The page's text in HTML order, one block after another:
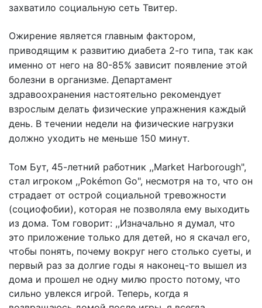
захватилo социальную сеть Твитер.
Ожирение является главным фактором,
приводящим к развитию диабета 2-го типа, так как
именно от него на 80-85% зависит появление этой
болезни в организме. Департамeнт
здравоохранения настоятельно рекомендует
взрослым делать физические упражнения каждый
день. В течении недели на физические нагрузки
должно уходить не меньше 150 минут.
Том Бут, 45-летний работник ,,Market Harborough",
стал игроком ,,Pokémon Go", несмотря на то, что он
страдает от острой социальной тревожности
(cоциофобии), которая не позволяла ему выходить
из дома. Том говорит: ,,Изначально я думал, что
это приложение только для детей, но я скачал его,
чтобы понять, почему вокруг него столько суеты, и
первый раз за долгие годы я наконец-то вышел из
дома и прошел не одну милю просто потому, что
сильно увлекся игрой. Теперь, когда я